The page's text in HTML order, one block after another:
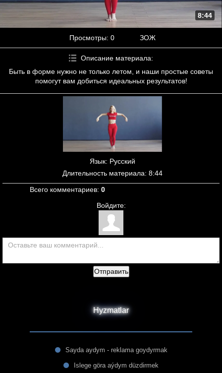
8:44
Просмотры: 0 ЗОЖ
Описание материала:
Быть в форме нужно не только летом, и наши простые советы
помогут вам добиться идеальных результатов!
Язык: Русский
Длительность материала: 8:44
Всего комментариев: 0
Войдите:
Отправить
Hyzmatlar
Sayda aydym - reklama goydyrmak
Islege göra aýdym düzdirmek